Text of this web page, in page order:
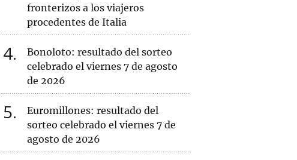
fronterizos a los viajeros
procedentes de Italia
4
Bonoloto: resultado del sorteo
celebrado el viernes 7 de agosto
de 2026
5
Euromillones: resultado del
sorteo celebrado el viernes 7 de
agosto de 2026